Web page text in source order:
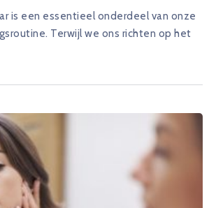
is een essentieel onderdeel van onze
Terwijl we ons richten op het